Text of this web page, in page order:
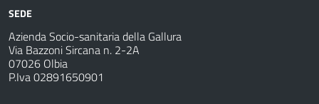
SEDE
Azienda Socio-sanitaria della Gallura
Via Bazzoni Sircana n. 2-2A
07026 Olbia
P.Iva 02891650901